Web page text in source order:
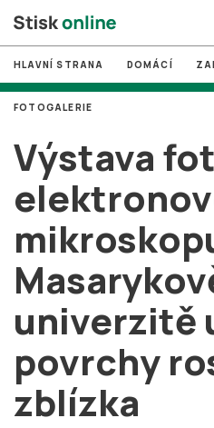
# MUNI
# Brno
# volby
login PŘIHLÁSIT SE
Zapomněli jste heslo?
HLAVNÍ STRANA DOMÁCÍ
Výstava
univerzitě
povrchy
zblízka
FOTOGALERIE